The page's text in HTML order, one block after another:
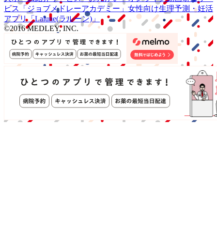
ビス
「ジョブメドレーアカデミー」 女性向け生理予測・妊活
アプリ「Lalune(ラルーン)」
©2016 MEDLEY, INC.